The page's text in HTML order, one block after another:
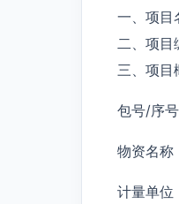
一、项目
二、项
三、项目
包号/序号
物资名称
计量单位